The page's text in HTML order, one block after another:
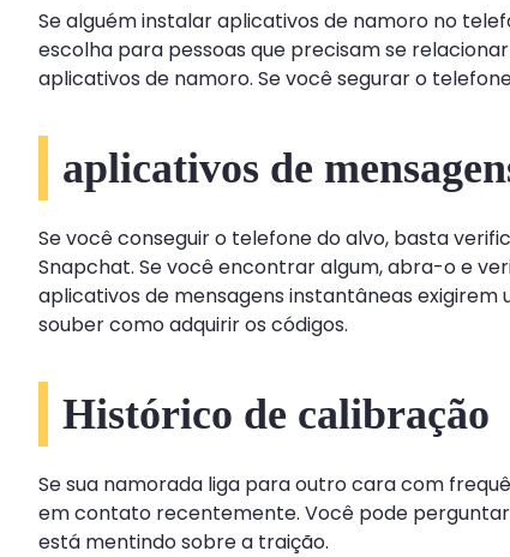
Se alguém instalar aplicativos de namoro no
escolha para pessoas que precisam se
aplicativos de namoro. Se você segurar o
aplicativos de
Se você conseguir o telefone do alvo, basta
Snapchat. Se você encontrar algum, abra-o e
aplicativos de mensagens instantâneas
souber como adquirir os códigos.
Histórico de calibração
Se sua namorada liga para outro cara com
em contato recentemente. Você pode
está mentindo sobre a traição.